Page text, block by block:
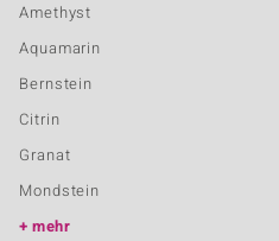
Amethyst
Aquamarin
Bernstein
Citrin
Granat
Mondstein
mehr